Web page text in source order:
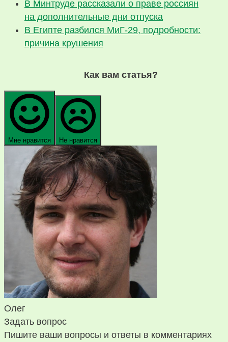
В Минтруде рассказали о праве россиян
на дополнительные дни отпуска
В Египте разбился МиГ-29, подробности:
причина крушения
Как вам статья?
Мне нравится Не нравится
Олег
Задать вопрос
Пишите ваши вопросы и ответы в комментариях